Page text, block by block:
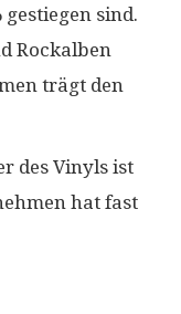
sind.
Rockalben
trägt den
des Vinyls ist
hat fast